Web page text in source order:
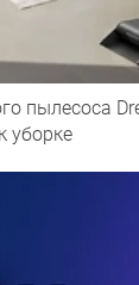
пылесоса
уборке